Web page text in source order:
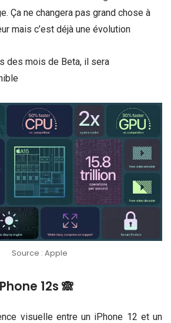
Ça ne changera pas grand chose à
mais c’est déjà une évolution
des mois de Beta, il sera
Source : Apple
12s 🙈
visuelle entre un iPhone 12 et un